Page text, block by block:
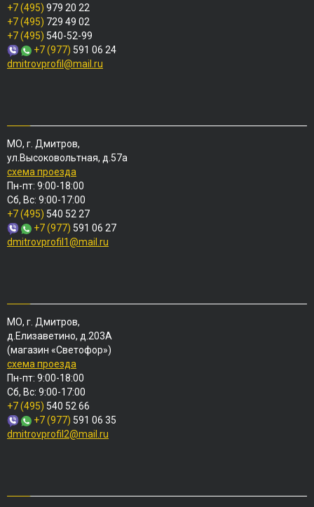
+7 (495) 979 20 22
+7 (495) 729 49 02
+7 (495) 540-52-99
+7 (977) 591 06 24
dmitrovprofil@mail.ru
МО, г. Дмитров,
ул.Высоковольтная, д.57а
схема проезда
Пн-пт: 9:00-18:00
Сб, Вс: 9:00-17:00
+7 (495) 540 52 27
+7 (977) 591 06 27
dmitrovprofil1@mail.ru
МО, г. Дмитров,
д.Елизаветино, д.203А
(магазин «Светофор»)
схема проезда
Пн-пт: 9:00-18:00
Сб, Вс: 9:00-17:00
+7 (495) 540 52 66
+7 (977) 591 06 35
dmitrovprofil2@mail.ru